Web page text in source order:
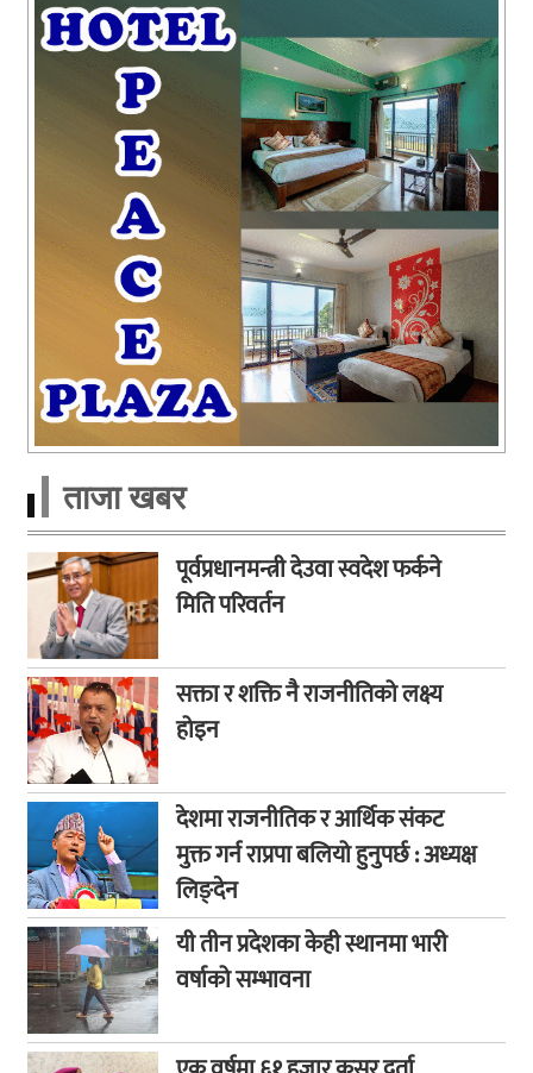
ताजा खबर
पूर्वप्रधानमन्त्री देउवा स्वदेश फर्कने
मिति परिवर्तन
सक्ता र शक्ति नै राजनीतिको लक्ष्य
होइन
देशमा राजनीतिक र आर्थिक संकट
मुक्त गर्न राप्रपा बलियो हुनुपर्छ : अध्यक्ष
लिङ्देन
यी तीन प्रदेशका केही स्थानमा भारी
वर्षाको सम्भावना